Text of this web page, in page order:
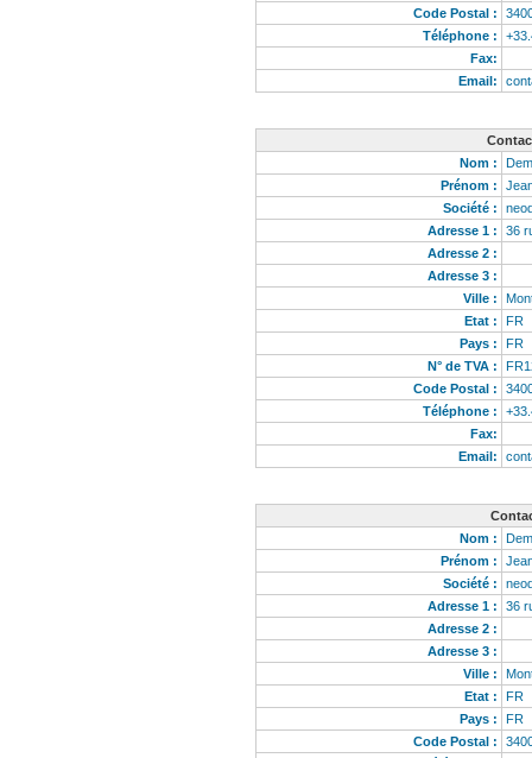
Code Postal :
Téléphone :
Fax:
Email:
Nom :
Prénom :
Société :
Adresse 1 :
36
Adresse 2 :
Adresse 3 :
Ville :
Etat :
FR
Pays :
FR
N° de TVA :
Code Postal :
Téléphone :
Fax:
Email:
Nom :
Prénom :
Société :
Adresse 1 :
36
Adresse 2 :
Adresse 3 :
Ville :
Etat :
FR
Pays :
FR
Code Postal :